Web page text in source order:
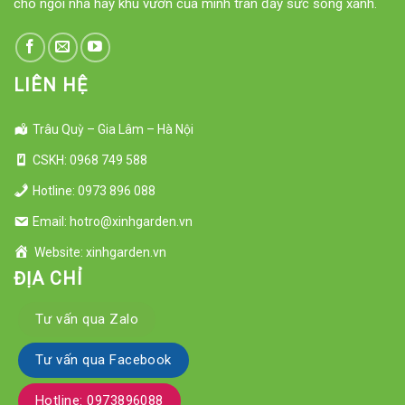
cho ngôi nhà hay khu vườn của mình tràn đầy sức sống xanh.
LIÊN HỆ
Trâu Quỳ – Gia Lâm – Hà Nội
CSKH: 0968 749 588
Hotline: 0973 896 088
Email: hotro@xinhgarden.vn
Website: xinhgarden.vn
ĐỊA CHỈ
Tư vấn qua Zalo
Tư vấn qua Facebook
Hotline: 0973896088